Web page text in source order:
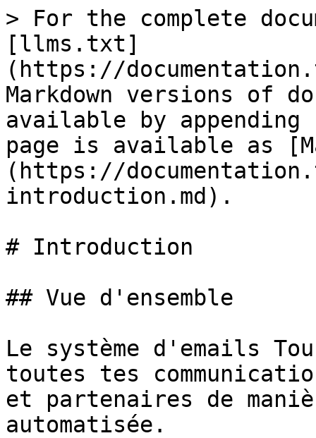
> For the complete
[llms.txt]
(https://
Markdown versions of
available by
page is available as
(https://
introduction.md).
# Introduction
## Vue d'ensemble
Le système d'emails
toutes tes
et partenaires de
automatisée.